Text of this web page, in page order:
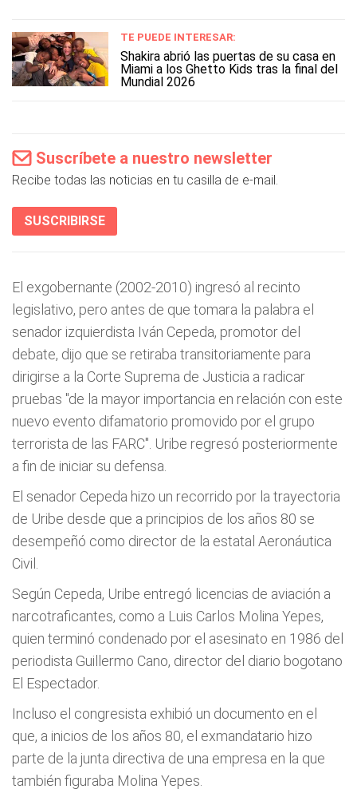
TE PUEDE INTERESAR:
Shakira abrió las puertas de su casa en
Miami a los Ghetto Kids tras la final del
Mundial 2026
Suscríbete a nuestro newsletter
Recibe todas las noticias en tu casilla de e-mail.
SUSCRIBIRSE
El exgobernante (2002-2010) ingresó al recinto
legislativo, pero antes de que tomara la palabra el
senador izquierdista Iván Cepeda, promotor del
debate, dijo que se retiraba transitoriamente para
dirigirse a la Corte Suprema de Justicia a radicar
pruebas "de la mayor importancia en relación con este
nuevo evento difamatorio promovido por el grupo
terrorista de las FARC". Uribe regresó posteriormente
a fin de iniciar su defensa.
El senador Cepeda hizo un recorrido por la trayectoria
de Uribe desde que a principios de los años 80 se
desempeñó como director de la estatal Aeronáutica
Civil.
Según Cepeda, Uribe entregó licencias de aviación a
narcotraficantes, como a Luis Carlos Molina Yepes,
quien terminó condenado por el asesinato en 1986 del
periodista Guillermo Cano, director del diario bogotano
El Espectador.
Incluso el congresista exhibió un documento en el
que, a inicios de los años 80, el exmandatario hizo
parte de la junta directiva de una empresa en la que
también figuraba Molina Yepes.